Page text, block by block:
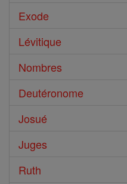
Exode
Lévitique
Nombres
Deutéronome
Josué
Juges
Ruth